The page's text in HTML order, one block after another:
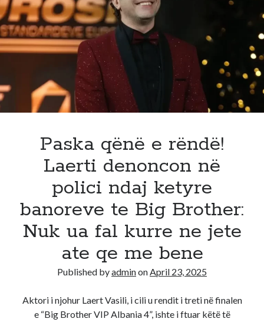
për
kë
do
votonin
shqiptarët
në
Maj.
Si
ndryshon
Paska qënë e rëndë!
Laerti denoncon në
polici ndaj ketyre
banoreve te Big Brother:
Nuk ua fal kurre ne jete
ate qe me bene
Published byadminonApril 23, 2025
Aktori i njohur Laert Vasili, i cili u rendit i treti në finalen
e “Big Brother VIP Albania 4”, ishte i ftuar këtë të